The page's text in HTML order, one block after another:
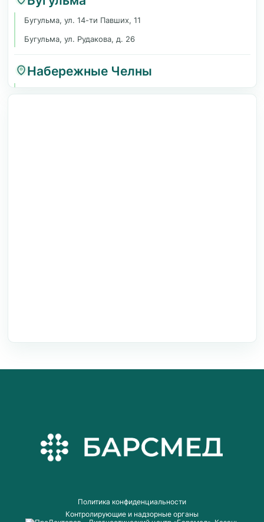
Бугульма, ул. 14-ти Павших, 11
Бугульма, ул. Рудакова, д. 26
Набережные Челны
Набережные Челны, ГЭС, Набережная им. Г.Тукая, 39
Пoлитика конфиденциальности
Контролирующие и надзорные органы